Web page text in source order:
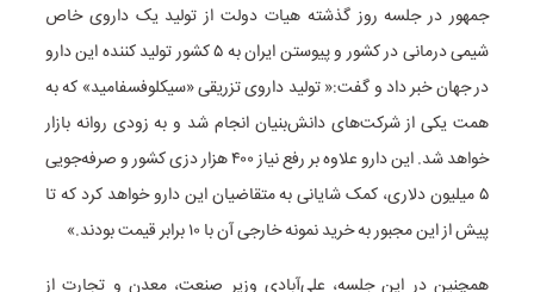
جمهور در جلسه روز گذشته هیات دولت از تولید یک داروی خاص
شیمی درمانی در کشور و پیوستن ایران به ۵ کشور تولید کننده این دارو
در جهان خبر داد و گفت:« تولید داروی تزریقی «سیکلوفسفامید» که به
همت یکی از شرکت‌های دانش‌بنیان انجام شد و به زودی روانه بازار
خواهد شد. این دارو علاوه بر رفع نیاز ۴۰۰ هزار دزی کشور و صرفه‌جویی
۵ میلیون دلاری، کمک شایانی به متقاضیان این دارو خواهد کرد که تا
پیش از این مجبور به خرید نمونه خارجی آن با ۱۰ برابر قیمت بودند.»
همچنین در این جلسه، علی‌آبادی وزیر صنعت، معدن و تجارت از